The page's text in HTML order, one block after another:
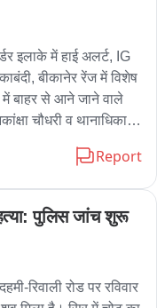
हुआ
इलाके में हाई अलर्ट, IG
बीकानेर रेंज में विशेष
में बाहर से आने जाने वाले
चौधरी व थानाधिकारी
पुलिस के द्वारा Report
पुलिस जांच शुरू
रिवाली रोड पर रविवार